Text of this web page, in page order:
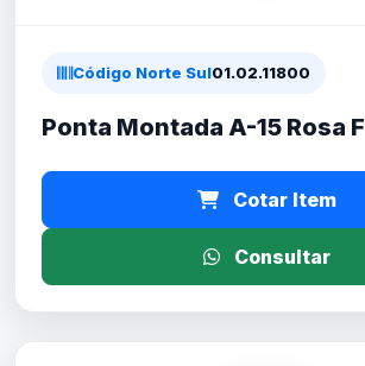
Código Norte Sul01.02.11800
Ponta Montada A-15 Rosa F
Cotar Item
Consultar